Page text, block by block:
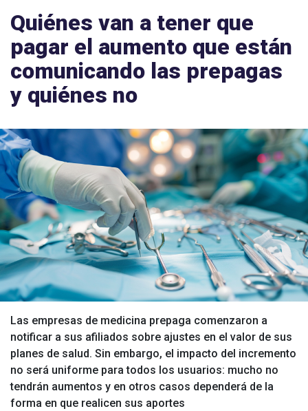
Quiénes van a tener que
pagar el aumento que están
comunicando las prepagas
y quiénes no
Las empresas de medicina prepaga comenzaron a
notificar a sus afiliados sobre ajustes en el valor de sus
planes de salud. Sin embargo, el impacto del incremento
no será uniforme para todos los usuarios: mucho no
tendrán aumentos y en otros casos dependerá de la
forma en que realicen sus aportes